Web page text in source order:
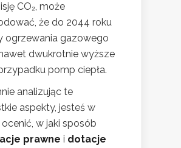
CO₂, może
że do 2044 roku
ogrzewania gazowego
dwukrotnie wyższe
pomp ciepła.
analizując te
aspekty, jesteś w
w jaki sposób
prawne i dotacje